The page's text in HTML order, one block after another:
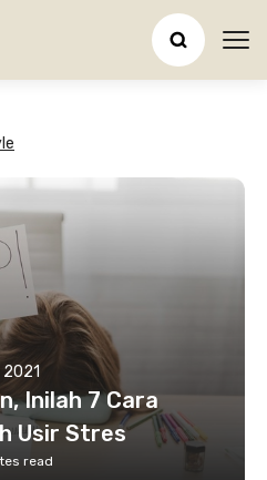
Inilah 7 Cara
Usir Stres
read